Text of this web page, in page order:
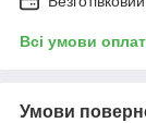
Всі умови
Умови